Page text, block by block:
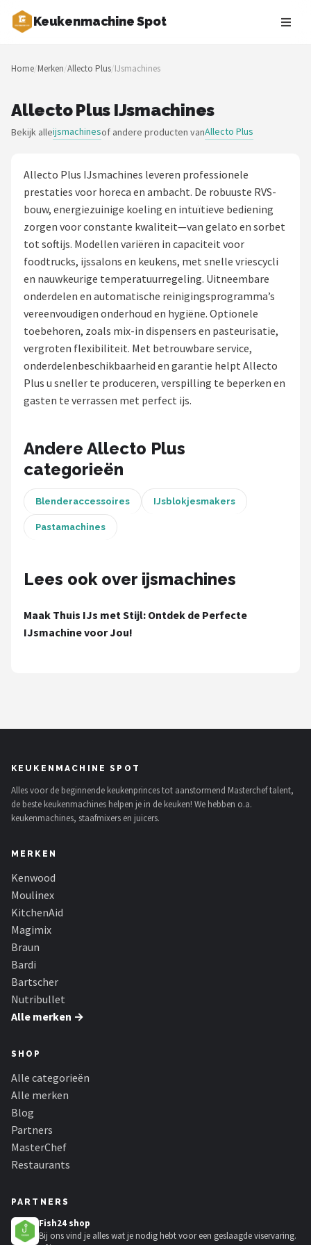
Keukenmachine Spot
Zoeken
NAVIGATIE
Merken
Restaurants
Keukenmachines
Staafmixers
Juicers
Shop
Moulinex
KitchenAid
Magimix
Bartscher
Philips
Alle merken →
Home/Merken/Allecto Plus/IJsmachines
Allecto Plus IJsmachines
Bekijk alleijsmachinesof andere producten vanAllecto Plus
Allecto Plus IJsmachines leveren professionele
prestaties voor horeca en ambacht. De robuuste RVS-
bouw, energiezuinige koeling en intuïtieve bediening
zorgen voor constante kwaliteit—van gelato en sorbet
tot softijs. Modellen variëren in capaciteit voor
foodtrucks, ijssalons en keukens, met snelle vriescycli
en nauwkeurige temperatuurregeling. Uitneembare
onderdelen en automatische reinigingsprogramma’s
vereenvoudigen onderhoud en hygiëne. Optionele
toebehoren, zoals mix-in dispensers en pasteurisatie,
vergroten flexibiliteit. Met betrouwbare service,
onderdelenbeschikbaarheid en garantie helpt Allecto
Plus u sneller te produceren, verspilling te beperken en
gasten te verrassen met perfect ijs.
Andere Allecto Plus
categorieën
Blenderaccessoires IJsblokjesmakers
Pastamachines
Lees ook over ijsmachines
Maak Thuis IJs met Stijl: Ontdek de Perfecte
IJsmachine voor Jou!
KEUKENMACHINE SPOT
Alles voor de beginnende keukenprinces tot aanstormend Masterchef talent,
de beste keukenmachines helpen je in de keuken! We hebben o.a.
keukenmachines, staafmixers en juicers.
MERKEN
Kenwood
Moulinex
KitchenAid
Magimix
Braun
Bardi
Bartscher
Nutribullet
Alle merken →
SHOP
Alle categorieën
Alle merken
Blog
Partners
MasterChef
Restaurants
PARTNERS
Fish24 shop
Bij ons vind je alles wat je nodig hebt voor een geslaagde viservaring.